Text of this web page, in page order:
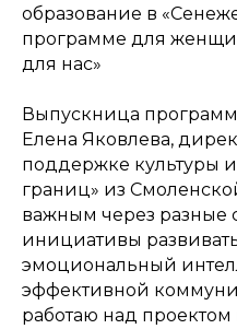
образование в
программе для
для нас»
Выпускница
Елена Яковлева,
поддержке культуры и
границ» из
важным через разные
инициативы
эмоциональный
эффективной
работаю над